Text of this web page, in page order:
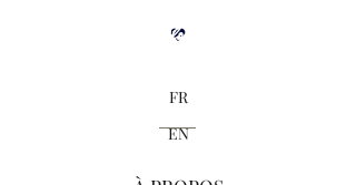
Blogue
FR
EN